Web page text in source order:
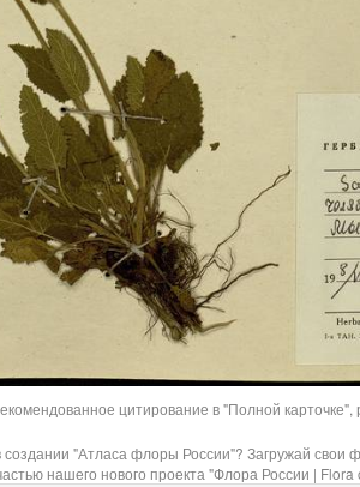
цитирование в "Полной
"Атласа флоры России"? Загружай свои
нашего нового проекта "Флора России | Flora